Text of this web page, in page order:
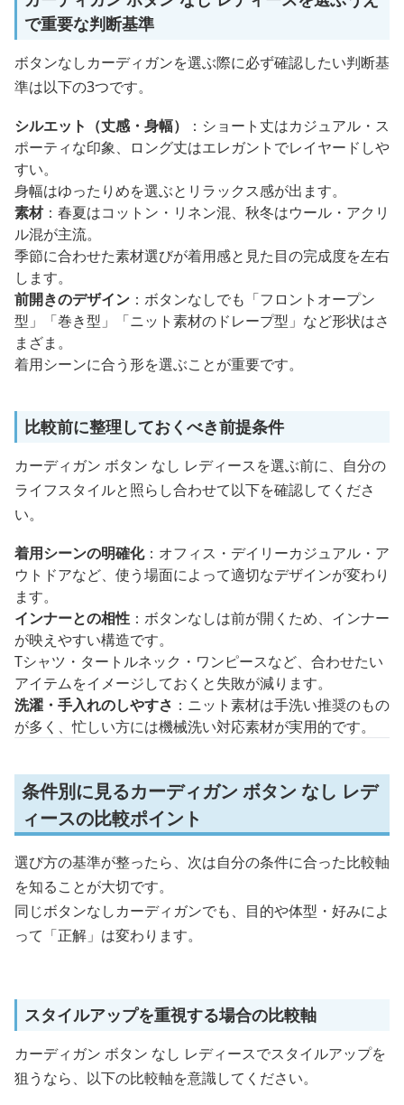
で重要な判断基準
ボタンなしカーディガンを選ぶ際に必ず確認したい判断基
準は以下の3つです。
シルエット（丈感・身幅）
：ショート丈はカジュアル・ス
ポーティな印象、ロング丈はエレガントでレイヤードしや
すい。
身幅はゆったりめを選ぶとリラックス感が出ます。
素材：春夏はコットン・リネン混、秋冬はウール・アクリ
ル混が主流。
季節に合わせた素材選びが着用感と見た目の完成度を左右
します。
前開きのデザイン ：ボタンなしでも「フロントオープン
型」「巻き型」「ニット素材のドレープ型」など形状はさ
まざま。
着用シーンに合う形を選ぶことが重要です。
比較前に整理しておくべき前提条件
カーディガン ボタン なし レディースを選ぶ前に、自分の
ライフスタイルと照らし合わせて以下を確認してくださ
い。
着用シーンの明確化：オフィス・デイリーカジュアル・ア
ウトドアなど、使う場面によって適切なデザインが変わり
ます。
インナーとの相性 ：ボタンなしは前が開くため、インナー
が映えやすい構造です。
Tシャツ・タートルネック・ワンピースなど、合わせたい
アイテムをイメージしておくと失敗が減ります。
洗濯・手入れのしやすさ ：ニット素材は手洗い推奨のもの
が多く、忙しい方には機械洗い対応素材が実用的です。
条件別に見るカーディガン ボタン なし レデ
ィースの比較ポイント
選び方の基準が整ったら、次は自分の条件に合った比較軸
を知ることが大切です。
同じボタンなしカーディガンでも、目的や体型・好みによ
って「正解」は変わります。
スタイルアップを重視する場合の比較軸
カーディガン ボタン なし レディースでスタイルアップを
狙うなら、以下の比較軸を意識してください。